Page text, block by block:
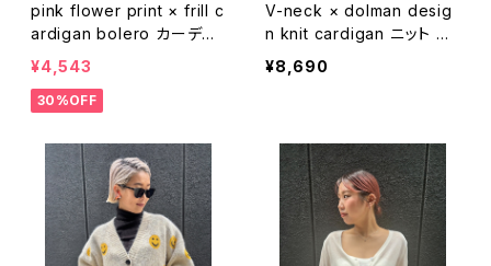
pink flower print × frill c
ardigan bolero カーディ
ガン ボレロ シフォン 花柄
ピンク フリル
¥4,543
30%OFF
V-neck × dolman desig
n knit cardigan ニット カ
ーディガン Vネック 無地 羽
織り
¥8,690